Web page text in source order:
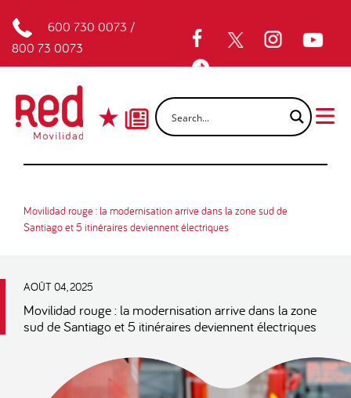
600 730 0073 /
800 73 0073
Movilidad rouge : la modernisation arrive dans la zone sud de
Santiago et 5 itinéraires deviennent électriques
AOÛT 04, 2025
Movilidad rouge : la modernisation arrive dans la zone
sud de Santiago et 5 itinéraires deviennent électriques